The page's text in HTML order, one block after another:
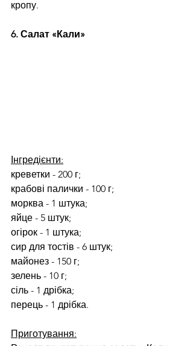
кропу.
6. Салат «Кали»
Інгредієнти:
креветки - 200 г;
крабові палички - 100 г;
морква - 1 штука;
яйце - 5 штук;
огірок - 1 штука;
сир для тостів - 6 штук;
майонез - 150 г;
зелень - 10 г;
сіль - 1 дрібка;
перець - 1 дрібка.
Приготування: